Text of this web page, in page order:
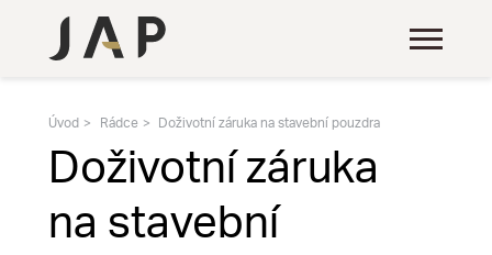
Úvod Rádce Doživotní záruka na stavební pouzdra
Doživotní záruka
na stavební